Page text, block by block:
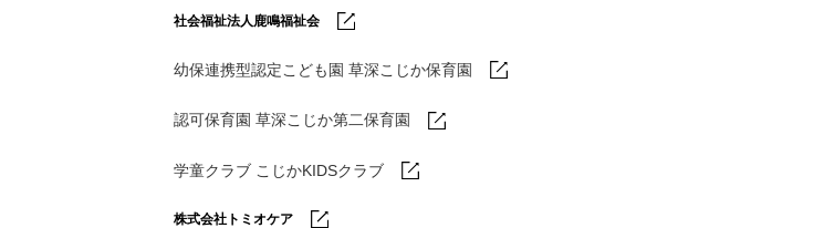
社会福祉法人鹿鳴福祉会
幼保連携型認定こども園 草深こじか保育園
認可保育園 草深こじか第二保育園
学童クラブ こじかKIDSクラブ
株式会社トミオケア